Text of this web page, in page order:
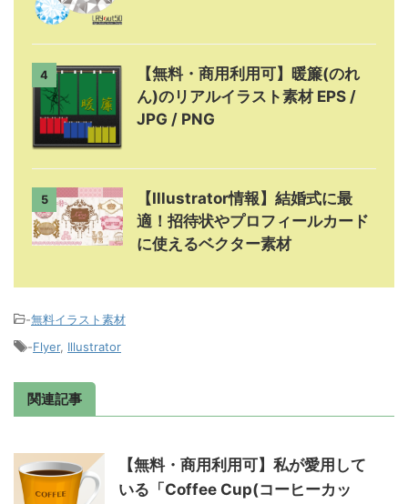
4
【無料・商用利用可】暖簾(のれ
ん)のリアルイラスト素材 EPS /
JPG / PNG
5
【Illustrator情報】結婚式に最
適！招待状やプロフィールカード
に使えるベクター素材
-無料イラスト素材
-Flyer, Illustrator
関連記事
【無料・商用利用可】私が愛用して
いる「Coffee Cup(コーヒーカッ